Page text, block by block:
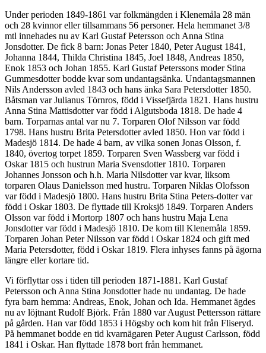
Under perioden 1849-1861 var folkmängden i Klenemåla 28 män
och 28 kvinnor eller tillsammans 56 personer. Hela hemmanet 3/8
mtl innehades nu av Karl Gustaf Petersson och Anna Stina
Jonsdotter. De fick 8 barn: Jonas Peter 1840, Peter August 1841,
Johanna 1844, Thilda Christina 1845, Joel 1848, Andreas 1850,
Enok 1853 och Johan 1855. Karl Gustaf Peterssons moder Stina
Gummesdotter bodde kvar som undantagsänka. Undantagsmannen
Nils Andersson avled 1843 och hans änka Sara Petersdotter 1850.
Båtsman var Julianus Törnros, född i Vissefjärda 1821. Hans hustru
Anna Stina Mattisdotter var född i Algutsboda 1818. De hade 4
barn. Torparnas antal var nu 7. Torparen Olof Nilsson var född
1798. Hans hustru Brita Petersdotter avled 1850. Hon var född i
Madesjö 1814. De hade 4 barn, av vilka sonen Jonas Olsson, f.
1840, övertog torpet 1859. Torparen Sven Wassberg var född i
Oskar 1815 och hustrun Maria Svensdotter 1810. Torparen
Johannes Jonsson och h.h. Maria Nilsdotter var kvar, liksom
torparen Olaus Danielsson med hustru. Torparen Niklas Olofsson
var född i Madesjö 1800. Hans hustru Brita Stina Peters-dotter var
född i Oskar 1803. De flyttade till Kroksjö 1849. Torparen Anders
Olsson var född i Mortorp 1807 och hans hustru Maja Lena
Jonsdotter var född i Madesjö 1810. De kom till Klenemåla 1859.
Torparen Johan Peter Nilsson var född i Oskar 1824 och gift med
Maria Petersdotter, född i Oskar 1819. Flera inhyses fanns på ägorna
längre eller kortare tid.
Vi förflyttar oss i tiden till perioden 1871-1881. Karl Gustaf
Petersson och Anna Stina Jonsdotter hade nu undantag. De hade
fyra barn hemma: Andreas, Enok, Johan och Ida. Hemmanet ägdes
nu av löjtnant Rudolf Björk. Från 1880 var August Pettersson rättare
på gården. Han var född 1853 i Högsby och kom hit från Fliseryd.
På hemmanet bodde en tid kvarnägaren Peter August Carlsson, född
1841 i Oskar. Han flyttade 1878 bort från hemmanet.